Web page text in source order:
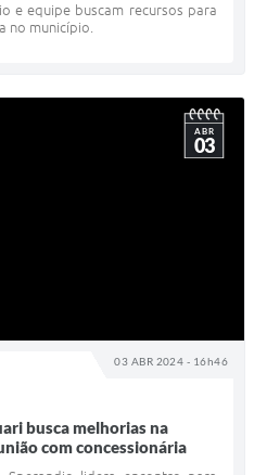
e equipe buscam recursos para
no município.
03 ABR 2024 - 16h46
ABR
03
busca melhorias na
com concessionária